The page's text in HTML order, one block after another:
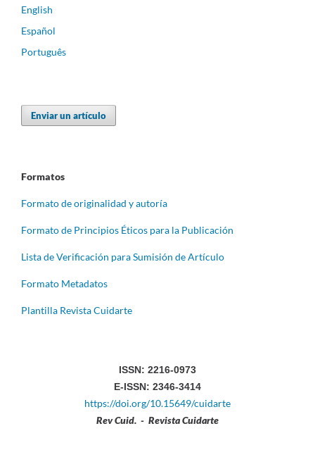
English
Español
Português
Enviar un artículo
Formatos
Formato de originalidad y autoría
Formato de Principios Éticos para la Publicación
Lista de Verificación para Sumisión de Artículo
Formato Metadatos
Plantilla Revista Cuidarte
ISSN: 2216-0973
E-ISSN: 2346-3414
https://doi.org/10.15649/cuidarte
Rev Cuid. - Revista Cuidarte